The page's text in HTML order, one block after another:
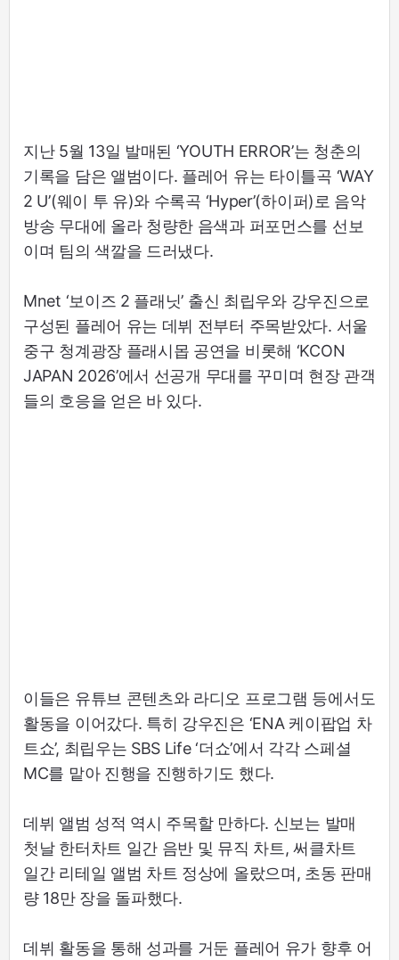
지난 5월 13일 발매된 ‘YOUTH ERROR’는 청춘의
기록을 담은 앨범이다. 플레어 유는 타이틀곡 ‘WAY
2 U’(웨이 투 유)와 수록곡 ‘Hyper’(하이퍼)로 음악
방송 무대에 올라 청량한 음색과 퍼포먼스를 선보
이며 팀의 색깔을 드러냈다.
Mnet ‘보이즈 2 플래닛’ 출신 최립우와 강우진으로
구성된 플레어 유는 데뷔 전부터 주목받았다. 서울
중구 청계광장 플래시몹 공연을 비롯해 ‘KCON
JAPAN 2026’에서 선공개 무대를 꾸미며 현장 관객
들의 호응을 얻은 바 있다.
이들은 유튜브 콘텐츠와 라디오 프로그램 등에서도
활동을 이어갔다. 특히 강우진은 ‘ENA 케이팝업 차
트쇼’, 최립우는 SBS Life ‘더쇼’에서 각각 스페셜
MC를 맡아 진행을 진행하기도 했다.
데뷔 앨범 성적 역시 주목할 만하다. 신보는 발매
첫날 한터차트 일간 음반 및 뮤직 차트, 써클차트
일간 리테일 앨범 차트 정상에 올랐으며, 초동 판매
량 18만 장을 돌파했다.
데뷔 활동을 통해 성과를 거둔 플레어 유가 향후 어